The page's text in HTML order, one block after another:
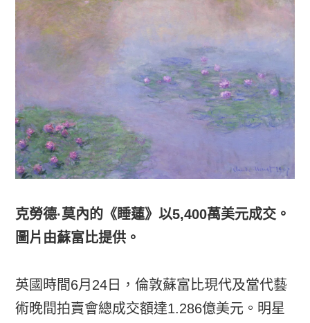
克勞德·莫內的《睡蓮》以5,400萬美元成交。
圖片由蘇富比提供。
英國時間6月24日，倫敦蘇富比現代及當代藝
術晚間拍賣會總成交額達1.286億美元。明星